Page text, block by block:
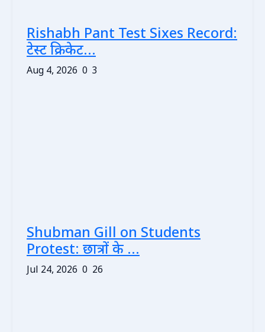
Rishabh Pant Test Sixes Record:
टेस्ट क्रिकेट...
Aug 4, 2026 0 3
Shubman Gill on Students
Protest: छात्रों के ...
Jul 24, 2026 0 26